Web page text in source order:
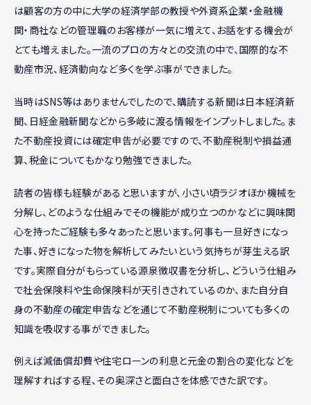
は顧客の方の中に大学の経済学部の教授や外資系企業・金融機
関・商社などの管理職のお客様が一気に増えて、お話をする機会が
とても増えました。一流のプロの方々との交流の中で、国際的な不
動産市況、経済動向など多くを学ぶ事ができました。
当時はSNS等はありませんでしたので、購読する新聞は日本経済新
聞、日経金融新聞などから多岐に渡る情報をインプットしました。ま
た不動産投資には確定申告が必要ですので、不動産税制や損益通
算、税金についてもかなり勉強できました。
読者の皆様も経験があると思いますが、小さい頃ラジオほか機械を
分解し、どのような仕組みでその機能が成り立つのかなどに興味関
心を持ったご経験も多々あったと思います。何事も一旦好きになっ
た事、好きになった物を解析してみたいという気持ちが芽生える訳
です。実際自分がもらっている源泉徴収書を分析し、どういう仕組み
で社会保険料や生命保険料が天引きされているのか、また自分自
身の不動産の確定申告などを通じて不動産税制についても多くの
知識を吸収する事ができました。
例えば減価償却費や住宅ローンの利息と元金の割合の変化などを
理解すればする程、その奥深さと面白さを体感できた訳です。